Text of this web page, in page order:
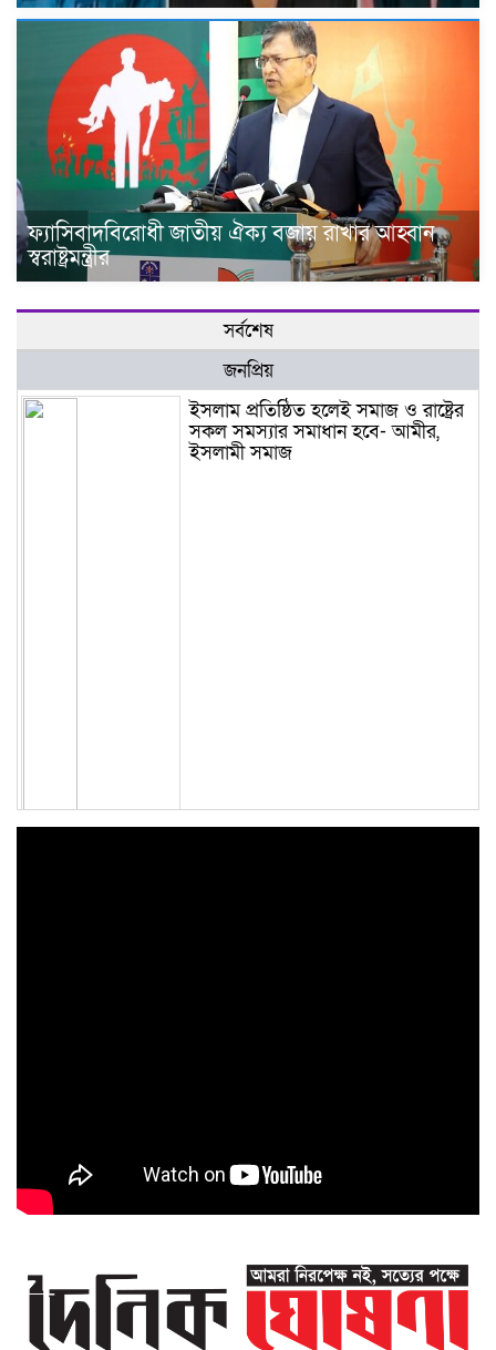
ফ্যাসিবাদবিরোধী জাতীয় ঐক্য বজায় রাখার আহ্বান
স্বরাষ্ট্রমন্ত্রীর
সর্বশেষ
জনপ্রিয়
ইসলাম প্রতিষ্ঠিত হলেই সমাজ ও রাষ্ট্রের
সকল সমস্যার সমাধান হবে- আমীর,
ইসলামী সমাজ